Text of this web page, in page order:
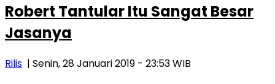
Robert Tantular Itu Sangat Besar
Jasanya
Rilis | Senin, 28 Januari 2019 - 23:53 WIB